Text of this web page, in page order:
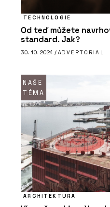
TECHNOLOGIE
Od teď můžete
standard. Jak?
30. 10. 2024 / ADVERTORIAL
NAŠE
TÉMA
ARCHITEKTURA